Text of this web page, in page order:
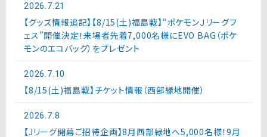
2026.7.21
【グッズ情報追記】【8/15(土)福島戦】“ポケモンＪリーグフ
ェス”開催決定！来場者先着7,000名様にEVO BAG（ポケ
モンのエコバッグ）をプレゼント
2026.7.10
【8/15(土)福島戦】チケット情報（西部緑地開催）
2026.7.8
【Jリーグ開幕ご招待企画】8月西部緑地へ5,000名様！9月